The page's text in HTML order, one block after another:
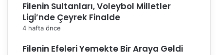
Filenin Sultanları, Voleybol Milletler
Ligi’nde Çeyrek Finalde
4 hafta önce
Filenin Efeleri Yemekte Bir Araya Geldi